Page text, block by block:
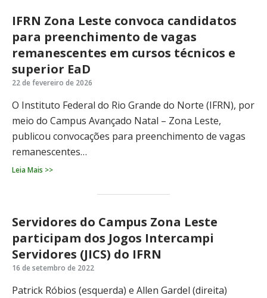
IFRN Zona Leste convoca candidatos
para preenchimento de vagas
remanescentes em cursos técnicos e
superior EaD
22 de fevereiro de 2026
O Instituto Federal do Rio Grande do Norte (IFRN), por
meio do Campus Avançado Natal – Zona Leste,
publicou convocações para preenchimento de vagas
remanescentes…
Leia Mais >>
Servidores do Campus Zona Leste
participam dos Jogos Intercampi
Servidores (JICS) do IFRN
16 de setembro de 2022
Patrick Róbios (esquerda) e Allen Gardel (direita)